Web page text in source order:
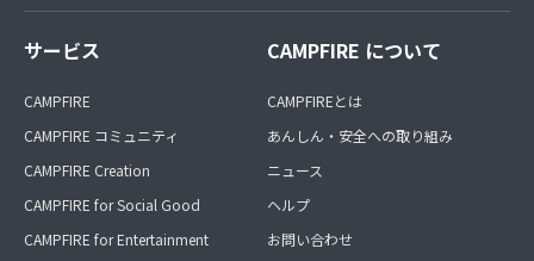
サービス
CAMPFIRE
CAMPFIRE コミュニティ
CAMPFIRE Creation
CAMPFIRE for Social Good
CAMPFIRE for Entertainment
CAMPFIRE について
CAMPFIREとは
あんしん・安全への取り組み
ニュース
ヘルプ
お問い合わせ